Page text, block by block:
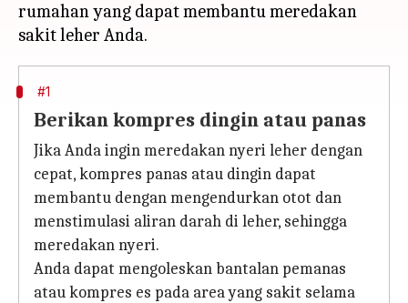
rumahan yang dapat membantu meredakan
#1
Berikan kompres dingin atau panas
Jika Anda ingin meredakan nyeri leher dengan
cepat, kompres panas atau dingin dapat
membantu dengan mengendurkan otot dan
menstimulasi aliran darah di leher, sehingga
meredakan nyeri.
Anda dapat mengoleskan bantalan pemanas
atau kompres es pada area yang sakit selama